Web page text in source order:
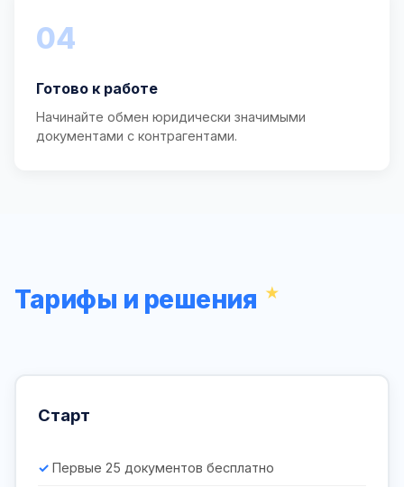
04
Готово к работе
Начинайте обмен юридически значимыми
документами с контрагентами.
Тарифы и решения
Старт
Первые 25 документов бесплатно